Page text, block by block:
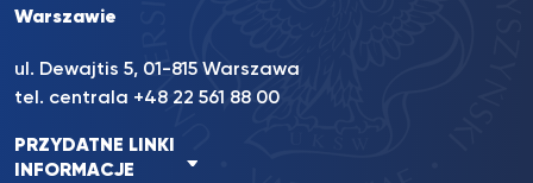
Warszawie
ul. Dewajtis 5, 01-815 Warszawa
tel. centrala +48 22 561 88 00
PRZYDATNE LINKI
INFORMACJE